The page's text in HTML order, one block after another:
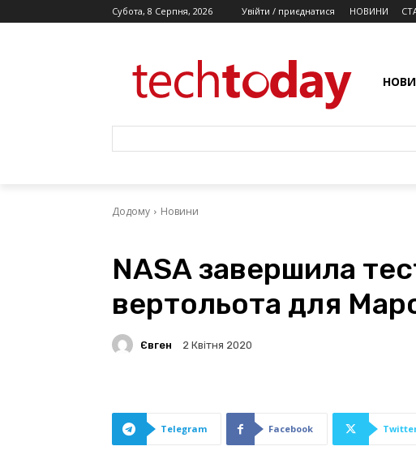
Субота, 8 Серпня, 2026 Увійти / приєднатися НОВИНИ
Додому Новини
NASA завершила
вертольота для
Євген 2 Квітня 2020
Telegram Facebook